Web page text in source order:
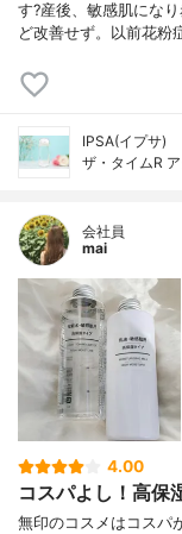
す?産後、敏感肌にな
ど改善せず。以前花粉
IPSA(イプサ)
ザ・タイムR
会社員
mai
4.00
コスパよし！高保
無印のコスメはコスパ